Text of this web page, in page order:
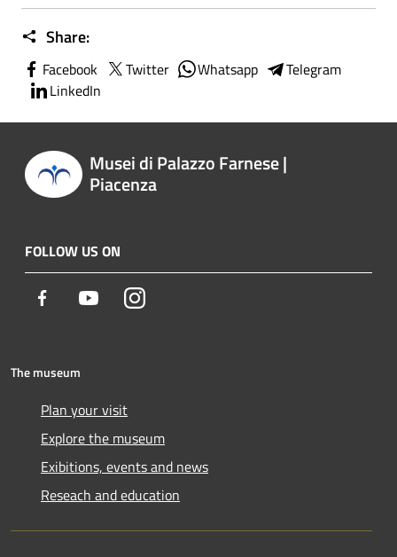
Share:
Facebook Twitter Whatsapp
Telegram
LinkedIn
Musei di Palazzo Farnese |
Piacenza
FOLLOW US ON
Facebook YoutubeInstagram
The museum
Plan your visit
Explore the museum
Exibitions, events and news
Reseach and education